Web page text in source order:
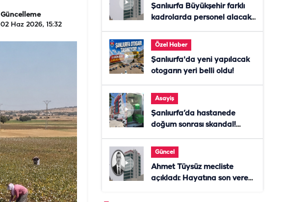
Güncelleme
02 Haz 2026, 15:32
Şanlıurfa Büyükşehir farklı
kadrolarda personel alacak!
Özel Haber
Şanlıurfa'da yeni yapılacak
otogarın yeri belli oldu!
Asayiş
Şanlıurfa’da hastanede
doğum sonrası skandal!
Güncel
Ahmet Tüysüz mecliste
açıkladı: Hayatına son veren